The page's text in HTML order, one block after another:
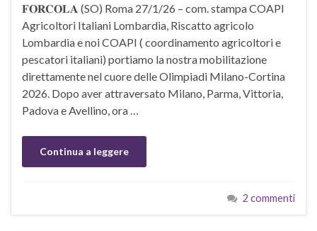
𝐅𝐎𝐑𝐂𝐎𝐋𝐀 (SO) Roma 27/1/26 – com. stampa COAPI
Agricoltori Italiani Lombardia, Riscatto agricolo
Lombardia e noi COAPI ( coordinamento agricoltori e
pescatori italiani) portiamo la nostra mobilitazione
direttamente nel cuore delle Olimpiadi Milano-Cortina
2026. Dopo aver attraversato Milano, Parma, Vittoria,
Padova e Avellino, ora …
Continua a leggere
2 commenti